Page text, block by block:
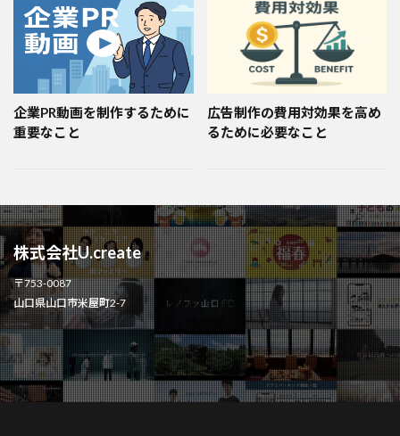
企業PR動画を制作するために
重要なこと
広告制作の費用対効果を高め
るために必要なこと
株式会社U.create
〒753-0087
山口県山口市米屋町2-7